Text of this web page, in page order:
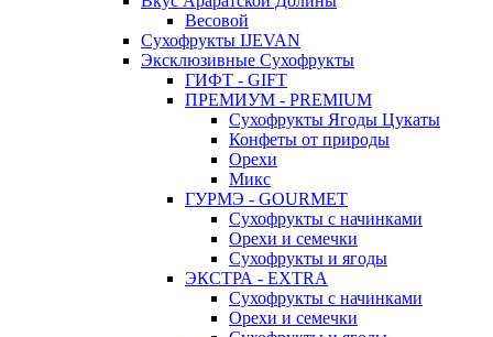
Весовой
Сухофрукты IJEVAN
Эксклюзивные Сухофрукты
ГИФТ - GIFT
ПРЕМИУМ - PREMIUM
Сухофрукты Ягоды Цукаты
Конфеты от природы
Орехи
Микс
ГУРМЭ - GOURMET
Сухофрукты с начинками
Орехи и семечки
Сухофрукты и ягоды
ЭКСТРА - EXTRA
Сухофрукты с начинками
Орехи и семечки